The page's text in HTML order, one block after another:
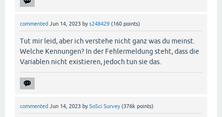
commented Jun 14, 2023 bys248429 (160 points)
Tut mir leid, aber ich verstehe nicht ganz was du meinst.
Welche Kennungen? In der Fehlermeldung steht, dass die
Variablen nicht existieren, jedoch tun sie das.
commented Jun 14, 2023 bySoSci Survey (376k points)